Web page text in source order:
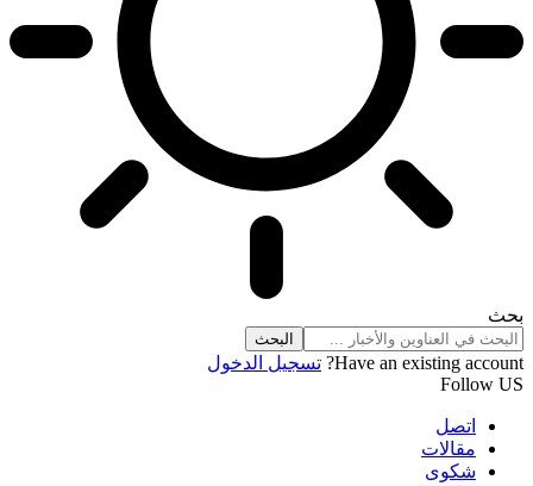
بحث
Have an existing account?
تسجيل الدخول
Follow US
اتصل
مقالات
شكوى